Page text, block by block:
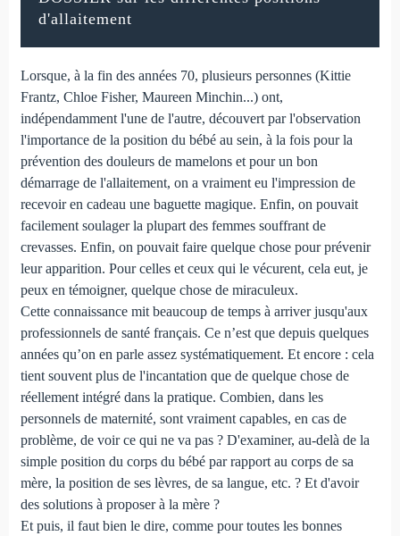
d'allaitement
Lorsque, à la fin des années 70, plusieurs personnes (Kittie
Frantz, Chloe Fisher, Maureen Minchin...) ont,
indépendamment l'une de l'autre, découvert par l'observation
l'importance de la position du bébé au sein, à la fois pour la
prévention des douleurs de mamelons et pour un bon
démarrage de l'allaitement, on a vraiment eu l'impression de
recevoir en cadeau une baguette magique. Enfin, on pouvait
facilement soulager la plupart des femmes souffrant de
crevasses. Enfin, on pouvait faire quelque chose pour prévenir
leur apparition. Pour celles et ceux qui le vécurent, cela eut, je
peux en témoigner, quelque chose de miraculeux.
Cette connaissance mit beaucoup de temps à arriver jusqu'aux
professionnels de santé français. Ce n’est que depuis quelques
années qu’on en parle assez systématiquement. Et encore : cela
tient souvent plus de l'incantation que de quelque chose de
réellement intégré dans la pratique. Combien, dans les
personnels de maternité, sont vraiment capables, en cas de
problème, de voir ce qui ne va pas ? D'examiner, au-delà de la
simple position du corps du bébé par rapport au corps de sa
mère, la position de ses lèvres, de sa langue, etc. ? Et d'avoir
des solutions à proposer à la mère ?
Et puis, il faut bien le dire, comme pour toutes les bonnes